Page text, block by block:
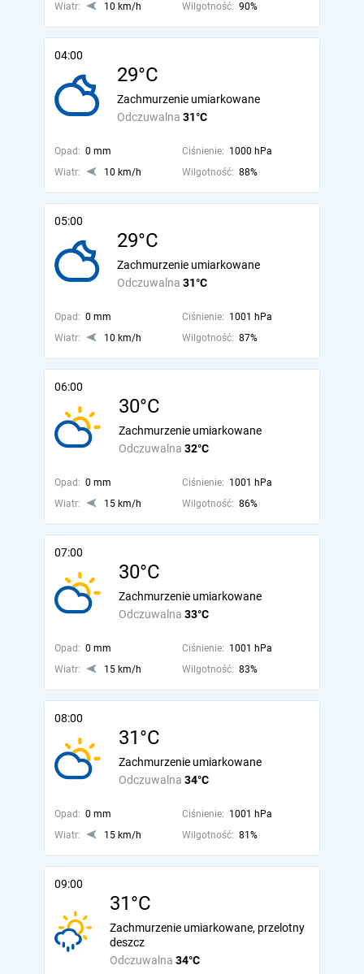
Wiatr:
10 km/h Wilgotność: 90%
04:00
29°C
Odczuwalna 31°C
Zachmurzenie umiarkowane
Opad: 0 mm Ciśnienie: 1000 hPa
Wiatr:
10 km/h Wilgotność: 88%
05:00
29°C
Odczuwalna 31°C
Zachmurzenie umiarkowane
Opad: 0 mm Ciśnienie: 1001 hPa
Wiatr:
10 km/h Wilgotność: 87%
06:00
30°C
Odczuwalna 32°C
Zachmurzenie umiarkowane
Opad: 0 mm Ciśnienie: 1001 hPa
Wiatr:
15 km/h Wilgotność: 86%
07:00
30°C
Odczuwalna 33°C
Zachmurzenie umiarkowane
Opad: 0 mm Ciśnienie: 1001 hPa
Wiatr:
15 km/h Wilgotność: 83%
08:00
31°C
Odczuwalna 34°C
Zachmurzenie umiarkowane
Opad: 0 mm Ciśnienie: 1001 hPa
Wiatr:
15 km/h Wilgotność: 81%
09:00
31°C
Odczuwalna 34°C
Zachmurzenie umiarkowane, przelotny
deszcz